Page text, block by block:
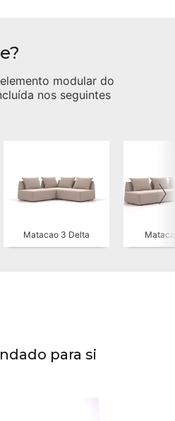
modular do
nos seguintes
Matacao 3 Delta
para si